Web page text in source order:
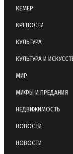
КЕМЕР
КРЕПОСТИ
КУЛЬТУРА
КУЛЬТУРА И
МИР
МИФЫ И ПРЕДАНИЯ
НЕДВИЖИМОСТЬ
НОВОСТИ
НОВОСТИ